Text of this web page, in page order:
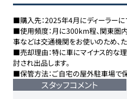
■購入先：2025年4月にディーラーに
■使用頻度：月に300km程、関東圏
事などは交通機関をお使いのため、
■売却理由：特に車にマイナス的な
討され出品します。
■保管方法：ご自宅の屋外駐車場で保
スタッフコメント